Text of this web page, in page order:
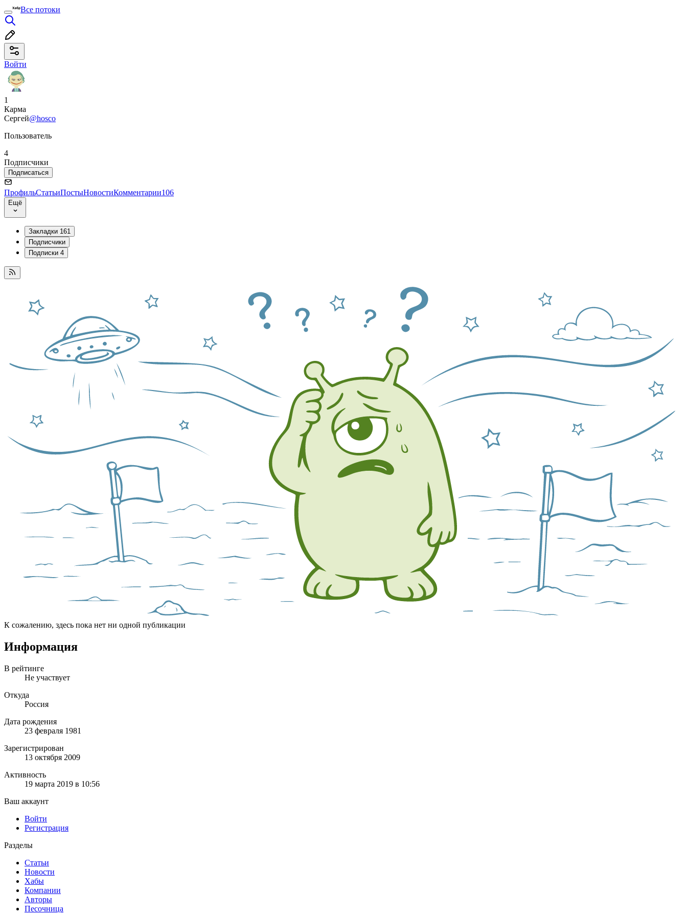
Все потоки
Войти
1
Карма
Сергей@hosco
Пользователь
4
Подписчики
Подписаться
ПрофильСтатьиПостыНовостиКомментарии106
Ещё
Закладки 161
Подписчики
Подписки 4
К сожалению, здесь пока нет ни одной публикации
Информация
В рейтинге
Не участвует
Откуда
Россия
Дата рождения
23 февраля 1981
Зарегистрирован
13 октября 2009
Активность
19 марта 2019 в 10:56
Ваш аккаунт
Войти
Регистрация
Разделы
Статьи
Новости
Хабы
Компании
Авторы
Песочница